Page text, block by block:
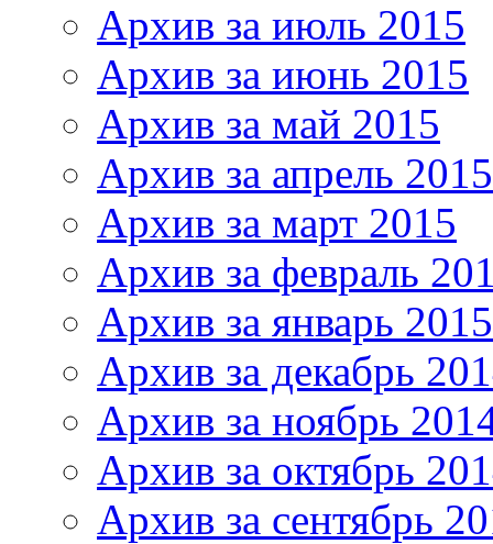
Архив за июль 2015
Архив за июнь 2015
Архив за май 2015
Архив за апрель 2015
Архив за март 2015
Архив за февраль
Архив за январь 2015
Архив за декабрь
Архив за ноябрь
Архив за октябрь
Архив за сентябрь